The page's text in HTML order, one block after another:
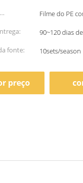
Filme do PE
90~120 dias
fonte:
10sets/season
preço